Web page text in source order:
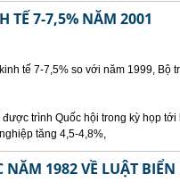
TẾ 7-7,5% NĂM 2001
tế 7-7,5% so với năm 1999, Bộ
trình Quốc hội trong kỳ họp
tăng 4,5-4,8%,
1982 VỀ LUẬT BIỂN